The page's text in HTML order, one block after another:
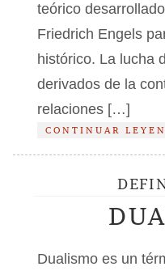
teórico
Friedrich Engels
histórico. La lucha
derivados de la
relaciones […]
CONTINUAR
Dualismo es un